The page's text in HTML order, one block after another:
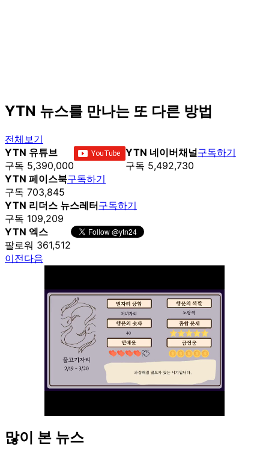
YTN 뉴스를 만나는 또 다른 방법
전체보기
YTN 유튜브
구독 5,390,000
YTN 네이버채널
구독 5,492,730
구독하기
YTN 페이스북
구독 703,845
구독하기
YTN 리더스 뉴스레터
구독 109,209
구독하기
YTN 엑스
팔로워 361,512
이전다음
많이 본 뉴스